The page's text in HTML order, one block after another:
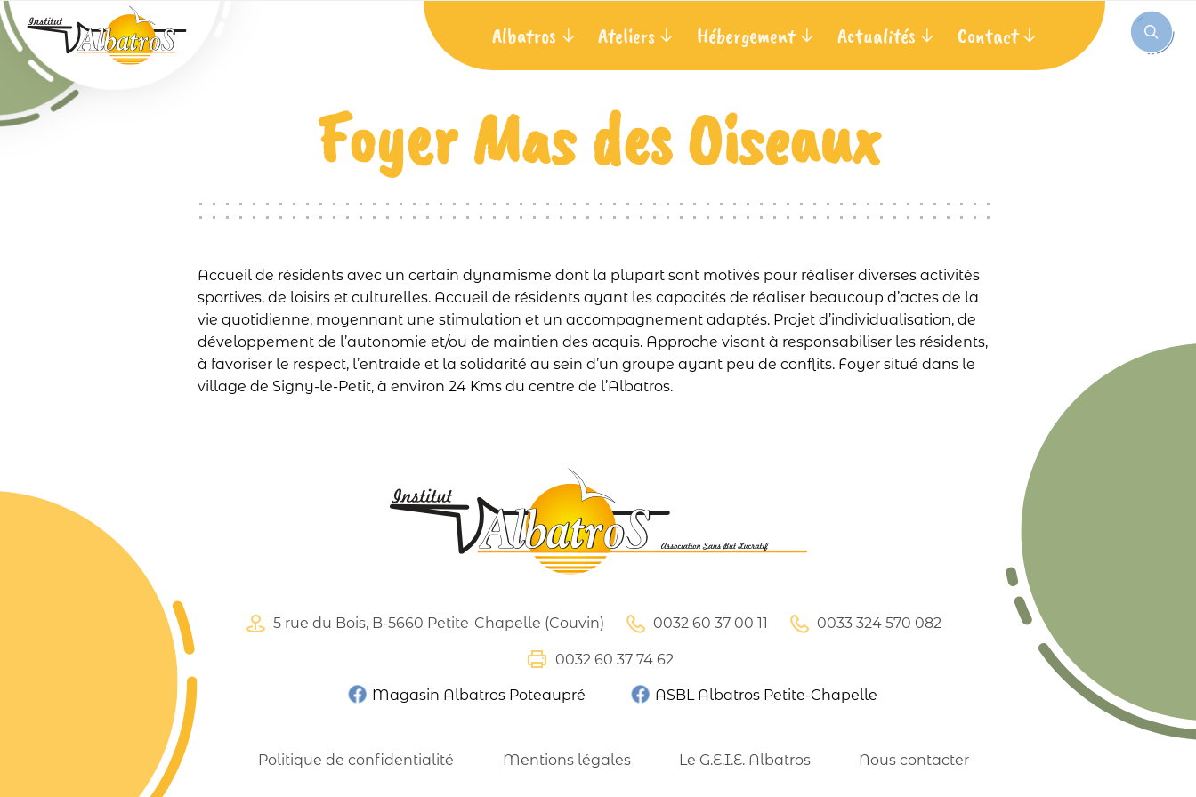
Passer au contenu principal
Albatros Ateliers Hébergement Actualités Contact
Foyer Mas des Oiseaux
Accueil de résidents avec un certain dynamisme dont la plupart sont motivés pour réaliser diverses activités
sportives, de loisirs et culturelles. Accueil de résidents ayant les capacités de réaliser beaucoup d’actes de la
vie quotidienne, moyennant une stimulation et un accompagnement adaptés. Projet d’individualisation, de
développement de l’autonomie et/ou de maintien des acquis. Approche visant à responsabiliser les résidents,
à favoriser le respect, l’entraide et la solidarité au sein d’un groupe ayant peu de conflits. Foyer situé dans le
village de Signy-le-Petit, à environ 24 Kms du centre de l’Albatros.
5 rue du Bois, B-5660 Petite-Chapelle (Couvin) 0032 60 37 00 11 0033 324 570 082
0032 60 37 74 62
Magasin Albatros Poteaupré ASBL Albatros Petite-Chapelle
Politique de confidentialité Mentions légales Le G.E.I.E. Albatros Nous contacter